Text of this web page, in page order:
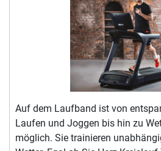
Auf dem Laufband ist von
Laufen und Joggen bis hin zu
möglich. Sie trainieren